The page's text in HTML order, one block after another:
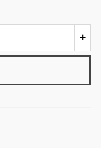
+